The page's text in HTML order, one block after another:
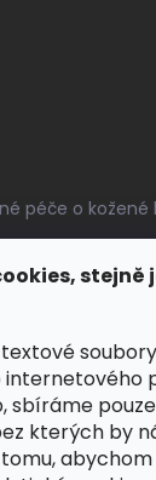
sbíráme
kterých by
péče o kožené
opasků: vůně